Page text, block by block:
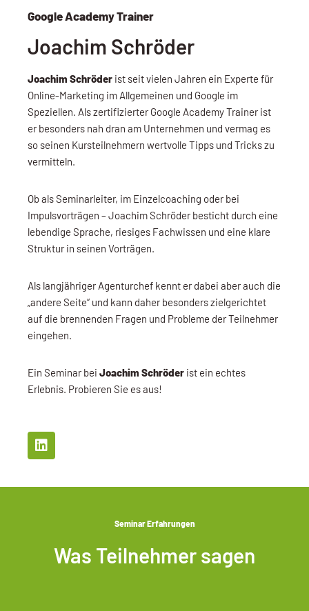
Google Academy Trainer
Joachim Schröder
Joachim Schröder ist seit vielen Jahren ein Experte für
Online-Marketing im Allgemeinen und Google im
Speziellen. Als zertifizierter Google Academy Trainer ist
er besonders nah dran am Unternehmen und vermag es
so seinen Kursteilnehmern wertvolle Tipps und Tricks zu
vermitteln.
Ob als Seminarleiter, im Einzelcoaching oder bei
Impulsvorträgen – Joachim Schröder besticht durch eine
lebendige Sprache, riesiges Fachwissen und eine klare
Struktur in seinen Vorträgen.
Als langjähriger Agenturchef kennt er dabei aber auch die
„andere Seite“ und kann daher besonders zielgerichtet
auf die brennenden Fragen und Probleme der Teilnehmer
eingehen.
Ein Seminar bei Joachim Schröder ist ein echtes
Erlebnis. Probieren Sie es aus!
Seminar Erfahrungen
Was Teilnehmer sagen